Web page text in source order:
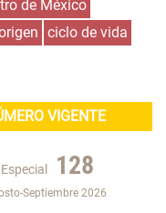
de México
ciclo de vida
VIGENTE
Especial 128
Septiembre 2026